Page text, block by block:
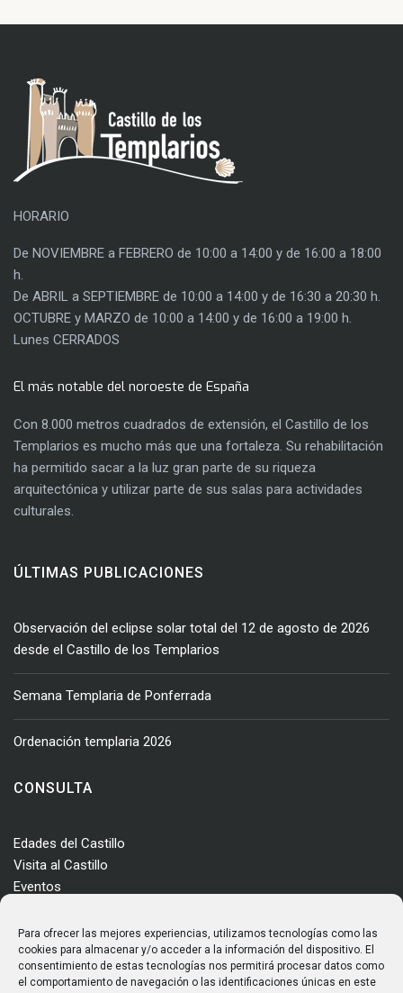
Para ofrecer las mejores experiencias, utilizamos tecnologías como las
cookies para almacenar y/o acceder a la información del dispositivo. El
consentimiento de estas tecnologías nos permitirá procesar datos como
el comportamiento de navegación o las identificaciones únicas en este
HORARIO
De NOVIEMBRE a FEBRERO de 10:00 a 14:00 y de 16:00 a 18:00
h.
De ABRIL a SEPTIEMBRE de 10:00 a 14:00 y de 16:30 a 20:30 h.
OCTUBRE y MARZO de 10:00 a 14:00 y de 16:00 a 19:00 h.
Lunes CERRADOS
El más notable del noroeste de España
Con 8.000 metros cuadrados de extensión, el Castillo de los
Templarios es mucho más que una fortaleza. Su rehabilitación
ha permitido sacar a la luz gran parte de su riqueza
arquitectónica y utilizar parte de sus salas para actividades
culturales.
ÚLTIMAS PUBLICACIONES
Observación del eclipse solar total del 12 de agosto de 2026
desde el Castillo de los Templarios
Semana Templaria de Ponferrada
Ordenación templaria 2026
CONSULTA
Edades del Castillo
Visita al Castillo
Eventos
Enclave
Más información
Consultas